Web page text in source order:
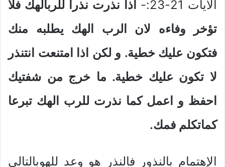
الآيات 21-23:-
اذا نذرت نذرا للربالهك فلا
تؤخر وفاءه لان الرب الهك يطلبه منك
فتكون عليك خطية. و لكن اذا امتنعت انتنذر
لا تكون عليك خطية. ما خرج من شفتيك
احفظ و اعمل كما نذرت للرب الهك تبرعا
كماتكلم فمك.
الإهتمام بالنذور فالنذر هو وعد للهوبالتالى